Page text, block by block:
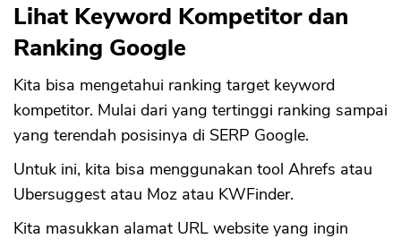
Lihat Keyword Kompetitor dan
Ranking Google
Kita bisa mengetahui ranking target keyword
kompetitor. Mulai dari yang tertinggi ranking sampai
yang terendah posisinya di SERP Google.
Untuk ini, kita bisa menggunakan tool Ahrefs atau
Ubersuggest atau Moz atau KWFinder.
Kita masukkan alamat URL website yang ingin